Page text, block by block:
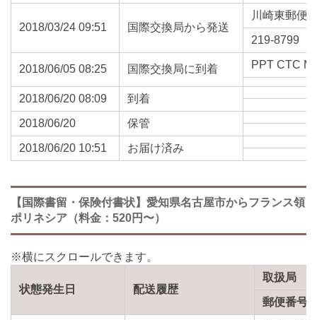
2018/03/24 09:51 国際交換局から発送
川崎東郵便
219-8799
2018/06/05 08:25 国際交換局に到着 PPT CTC
2018/06/20 08:09 到着
2018/06/20 保管
2018/06/20 10:51 お届け済み
【国際書留・保険付書状】愛知県名古屋市からフランス領
ポリネシア（料金：520円〜）
状態発生日 配送履歴
取扱局
郵便番号